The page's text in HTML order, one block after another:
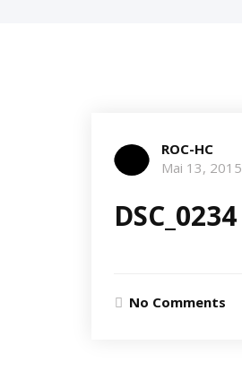
ROC-HC
Mai 13, 2015
DSC_0234
No Comments